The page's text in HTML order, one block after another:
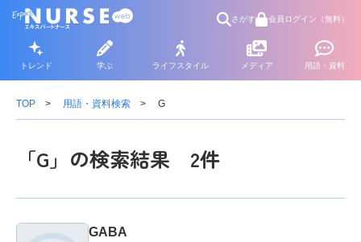
さがす 会員ログイン（無料）
トレンド 学ぶ ライフスタイル メディア 用語・資料
TOP 用語・資料検索 G
「G」の検索結果 2件
GABA